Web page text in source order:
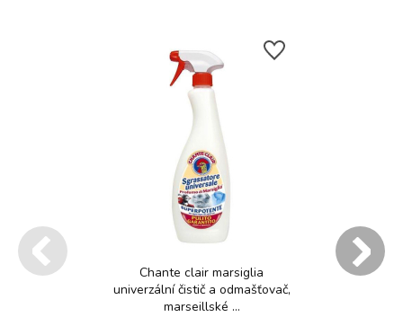
Chante clair marsiglia
univerzální čistič a odmašťovač,
marseillské ...